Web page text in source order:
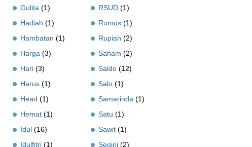
Gulita (1)
Hadiah (1)
Hambatan (1)
Harga (3)
Hari (3)
Harus (1)
Head (1)
Hemat (1)
Idul (16)
Idulfitri (1)
RSUD (1)
Rumus (1)
Rupiah (2)
Saham (2)
Saldo (12)
Salo (1)
Samarinda (1)
Satu (1)
Sawit (1)
Segini (2)